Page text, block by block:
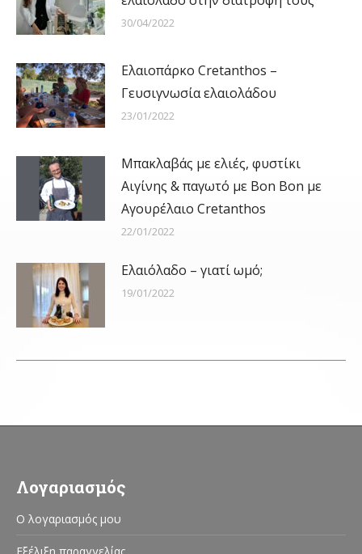
30/04/2022
Ελαιοπάρκο Cretanthos –
Γευσιγνωσία ελαιολάδου
23/01/2022
Μπακλαβάς με ελιές, φυστίκι
Αιγίνης & παγωτό με Bon Bon με
Αγουρέλαιο Cretanthos
22/01/2022
Ελαιόλαδο – γιατί ωμό;
19/01/2022
Λογαριασμός
Ο λογαριασμός μου